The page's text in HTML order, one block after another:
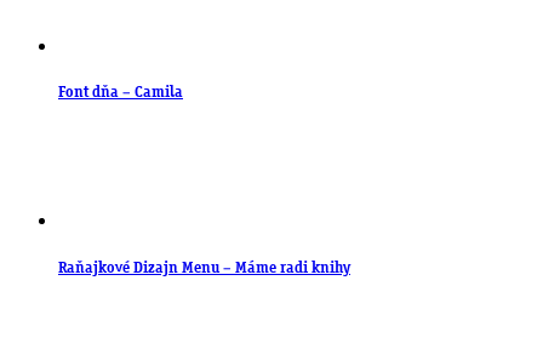
Font dňa – Camila
Raňajkové Dizajn Menu – Máme radi knihy